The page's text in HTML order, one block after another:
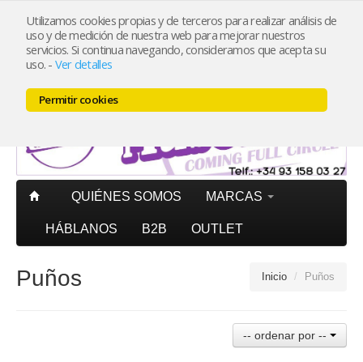
Utilizamos cookies propias y de terceros para realizar análisis de
uso y de medición de nuestra web para mejorar nuestros
servicios. Si continua navegando, consideramos que acepta su
uso. - Ver detalles
Permitir cookies
Mi cuenta
PORTES PAGADOSpenínsula pedidos superiores
20€ (IVA incl.)
QUIÉNES SOMOS MARCAS
HÁBLANOS B2B OUTLET
Inicio / Puños
Puños
-- ordenar por --